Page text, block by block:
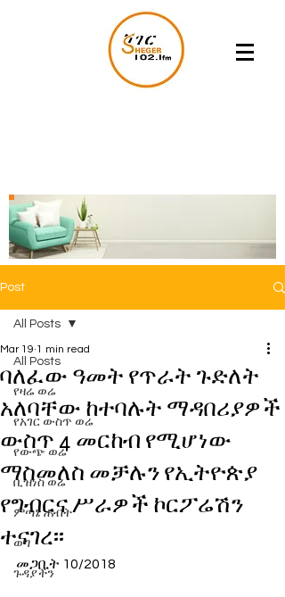
Post
All Posts
የዛሬ ወሬ
የአገር ውስጥ ወሬ
የውጭ ወሬ
ቢዝነስ ወሬ
ምጣኔ ሐብት
ወግ
ጉዳያችን
All Posts
ባለፈው ዓመት የጥራት ጉድለት
አለባቸው ከተባሉት ማዳበሪያዎች
ውስጥ 4 መርከብ የሚሆነው
ማስመለስ መቻሉን የኢትዮጵያ
የግብርና ሥራዎች ኮርፖሬሽን
ተናገረ፡፡
Mar 19 1 min read
መጋቢት 10/2018